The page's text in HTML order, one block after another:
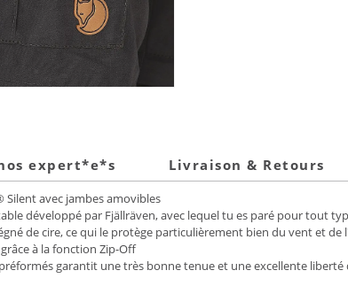
expert*e*s Livraison & Retours
avec jambes amovibles
développé par Fjällräven, avec lequel tu es paré pour tout
de cire, ce qui le protège particulièrement bien du vent et de
à la fonction Zip-Off
garantit une très bonne tenue et une excellente